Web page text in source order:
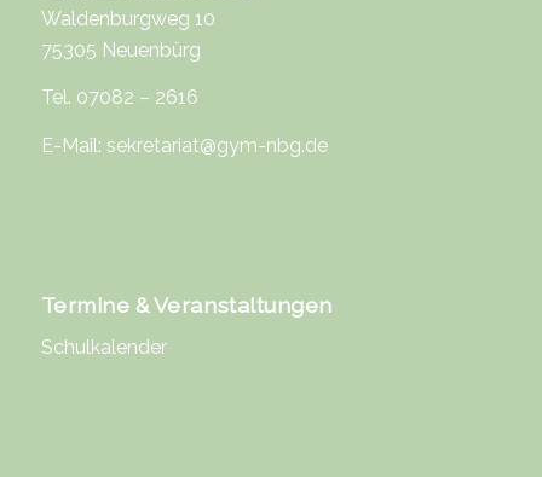
Waldenburgweg 10
75305 Neuenbürg
Tel. 07082 – 2616
E-Mail: sekretariat@gym-nbg.de
Termine & Veranstaltungen
Schulkalender